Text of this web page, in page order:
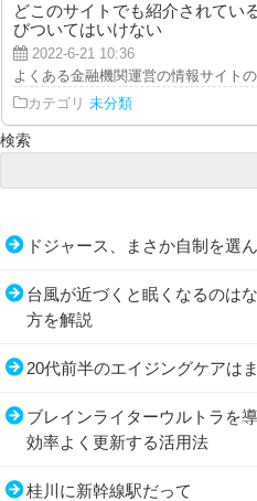
どこのサイトでも紹介されてい
びついてはいけない
2022-6-21 10:36
よくある金融機関運営の情報サイト
カテゴリ 未分類
検索
ドジャース、まさか自制を選
台風が近づくと眠くなるのは
方を解説
20代前半のエイジングケアは
ブレインライターウルトラを
効率よく更新する活用法
桂川に新幹線駅だって